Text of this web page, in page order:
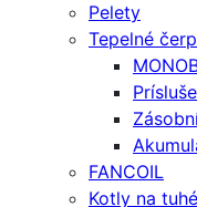
Pelety
Tepelné
FANCOIL
Kotly na